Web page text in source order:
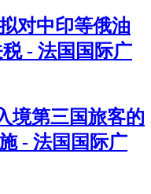
对中印等俄油
- 法国国际广
境第三国旅客的
- 法国国际广